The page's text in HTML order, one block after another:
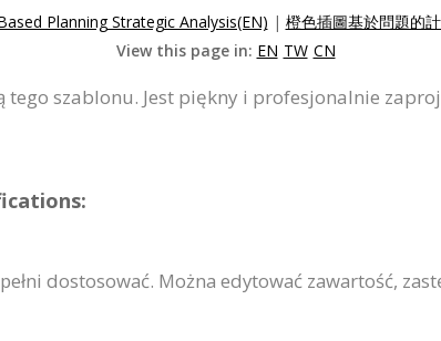
Planning Strategic Analysis(EN) | 橙色插圖基於問題的
View this page in: EN TW CN
szablonu. Jest piękny i profesjonalnie
dostosować. Można edytować zawartość,